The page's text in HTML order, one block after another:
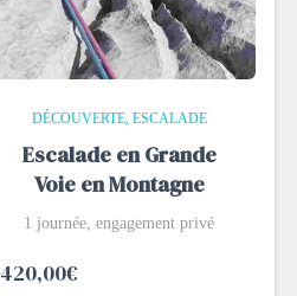
DÉCOUVERTE ESCALADE
Escalade en Grande
Voie en Montagne
1 journée, engagement privé
420,00€